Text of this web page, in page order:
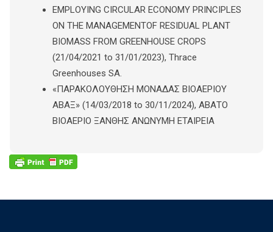
EMPLOYING CIRCULAR ECONOMY PRINCIPLES
ON THE MANAGEMENTOF RESIDUAL PLANT
BIOMASS FROM GREENHOUSE CROPS
(21/04/2021 to 31/01/2023), Thrace
Greenhouses SA.
«ΠΑΡΑΚΟΛΟΥΘΗΣΗ ΜΟΝΑΔΑΣ ΒΙΟΑΕΡΙΟΥ
ΑΒΑΞ» (14/03/2018 to 30/11/2024), ΑΒΑΤΟ
ΒΙΟΑΕΡΙΟ ΞΑΝΘΗΣ ΑΝΩΝΥΜΗ ΕΤΑΙΡΕΙΑ